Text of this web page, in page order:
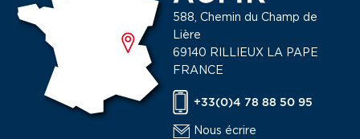
588, Chemin du Champ de
Lière
69140 RILLIEUX LA PAPE
FRANCE
+33(0)4 78 88 50 95
Nous écrire